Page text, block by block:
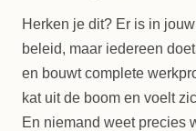
Herken je dit? Er is in
beleid, maar iedereen
en bouwt complete
kat uit de boom en voelt
En niemand weet precies